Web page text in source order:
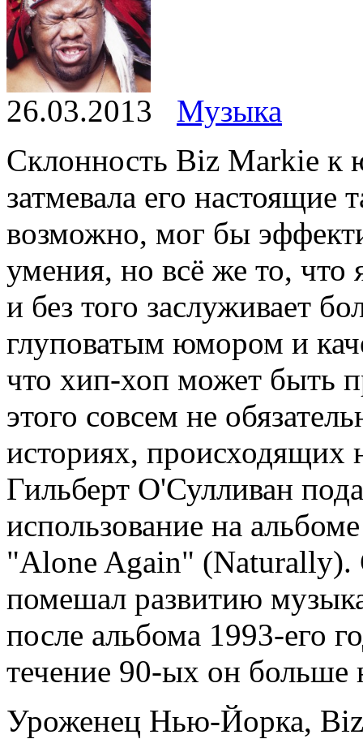
26.03.2013
Музыка
Склонность Biz Markie к
затмевала его
возможно, мог бы
умения, но всё же то, что
и без того заслуживает
глуповатым юмором и
что хип-хоп может быть
этого совсем не
историях, происходящих
Гильберт О'Сулливан
использование на
"Alone Again" (Naturally).
помешал развитию
после альбома 1993-его
течение 90-ых он больше
Уроженец Нью-Йорка, Biz